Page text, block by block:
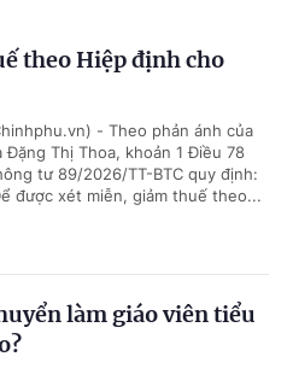
theo Hiệp định cho
- Theo phản ánh của
Đặng Thị Thoa, khoản 1 Điều 78
tư 89/2026/TT-BTC quy định:
được xét miễn, giảm thuế theo...
làm giáo viên tiểu